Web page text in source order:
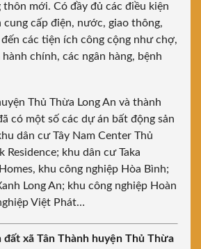
mới. Có đầy đủ các điều kiện
cấp điện, nước, giao thông,
các tiện ích công cộng như chợ,
chính, các ngân hàng, bệnh
Thủ Thừa Long An và thành
có một số các dự án bất động sản
dân cư Tây Nam Center Thủ
Residence; khu dân cư Taka
khu công nghiệp Hòa Bình;
Long An; khu công nghiệp Hoàn
Việt Phát…
đất xã Tân Thành huyện Thủ Thừa